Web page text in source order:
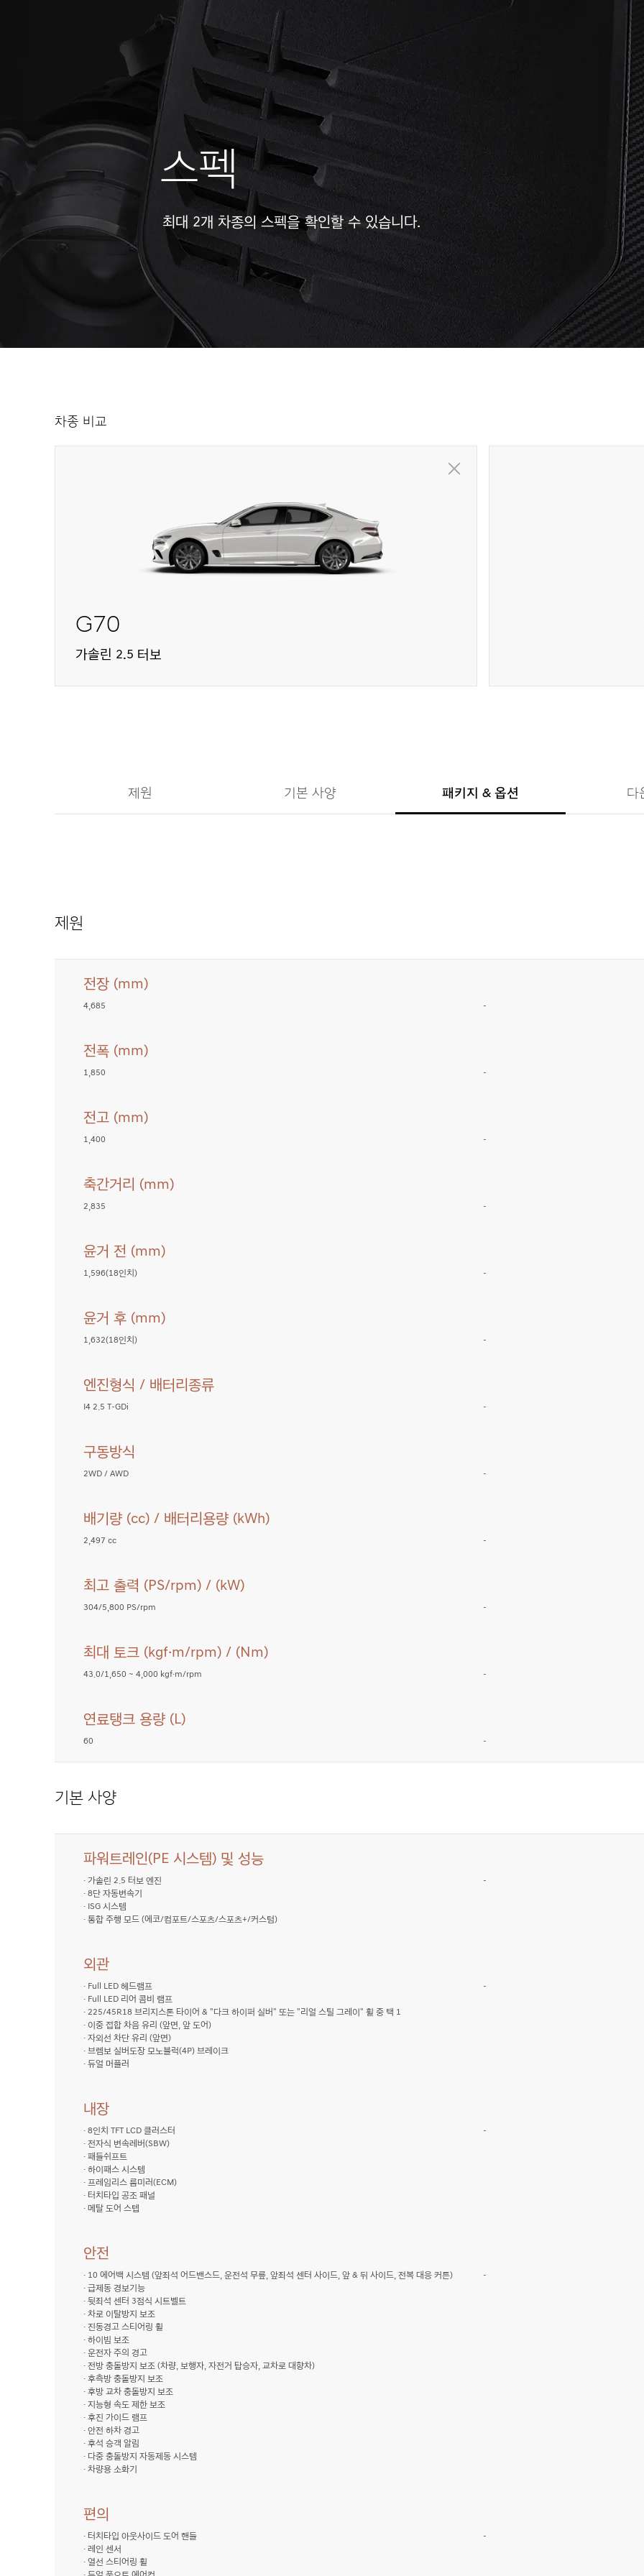
스펙
최대 2개 차종의 스펙을 확인할 수 있습니다.
차종 비교
G70
가솔린 2.5 터보
제원 기본 사양 패키지 & 옵션 다
제원
전장 (mm)
G70
4,685 -
전폭 (mm)
G70
1,850 -
전고 (mm)
G70
1,400 -
축간거리 (mm)
G70
2,835 -
윤거 전 (mm)
G70
1,596(18인치) -
윤거 후 (mm)
G70
1,632(18인치) -
엔진형식 / 배터리종류
G70
I4 2.5 T-GDi -
구동방식
G70
2WD / AWD -
배기량 (cc) / 배터리용량 (kWh)
G70
2,497 cc -
최고 출력 (PS/rpm) / (kW)
G70
304/5,800 PS/rpm -
최대 토크 (kgf·m/rpm) / (Nm)
G70
43.0/1,650 ~ 4,000 kgf·m/rpm -
연료탱크 용량 (L)
G70
60 -
기본 사양
파워트레인(PE 시스템) 및 성능
G70
· 가솔린 2.5 터보 엔진
· 8단 자동변속기
· ISG 시스템
· 통합 주행 모드 (에코/컴포트/스포츠/스포츠+/커스텀)
-
외관
G70
· Full LED 헤드램프
· Full LED 리어 콤비 램프
· 225/45R18 브리지스톤 타이어 & "다크 하이퍼 실버" 또는 "리얼 스틸 그레이" 휠 중 택 1
· 이중 접합 차음 유리 (앞면, 앞 도어)
· 자외선 차단 유리 (앞면)
· 브렘보 실버도장 모노블럭(4P) 브레이크
· 듀얼 머플러
-
내장
G70
· 8인치 TFT LCD 클러스터
· 전자식 변속레버(SBW)
· 패들쉬프트
· 하이패스 시스템
· 프레임리스 룸미러(ECM)
· 터치타입 공조 패널
· 메탈 도어 스텝
-
안전
G70
· 10 에어백 시스템 (앞좌석 어드밴스드, 운전석 무릎, 앞좌석 센터 사이드, 앞 & 뒤 사이드, 전복 대응 커튼)
· 급제동 경보기능
· 뒷좌석 센터 3점식 시트벨트
· 차로 이탈방지 보조
· 진동경고 스티어링 휠
· 하이빔 보조
· 운전자 주의 경고
· 전방 충돌방지 보조 (차량, 보행자, 자전거 탑승자, 교차로 대향차)
· 후측방 충돌방지 보조
· 후방 교차 충돌방지 보조
· 지능형 속도 제한 보조
· 후진 가이드 램프
· 안전 하차 경고
· 후석 승객 알림
· 다중 충돌방지 자동제동 시스템
· 차량용 소화기
-
편의
G70
· 터치타입 아웃사이드 도어 핸들
· 레인 센서
· 열선 스티어링 휠
-